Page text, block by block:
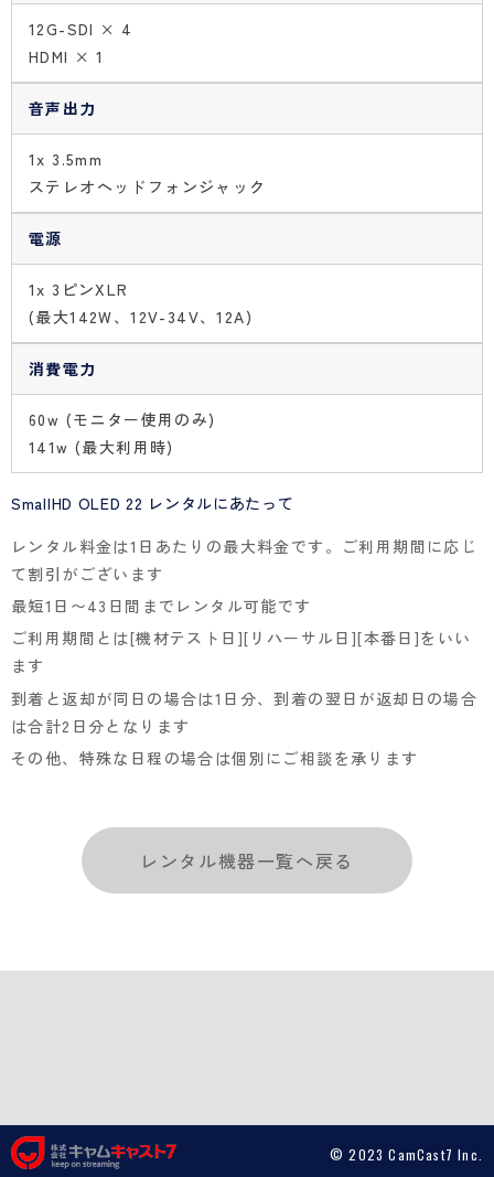
12G-SDI × 4
HDMI × 1
音声出力
1x 3.5mm
ステレオヘッドフォンジャック
電源
1x 3ピンXLR
(最大142W、12V-34V、12A)
消費電力
60w (モニター使用のみ)
141w (最大利用時)
SmallHD OLED 22 レンタルにあたって
レンタル料金は1日あたりの最大料金です。ご利用期間に応じ
て割引がございます
最短1日〜43日間までレンタル可能です
ご利用期間とは[機材テスト日][リハーサル日][本番日]をいい
ます
到着と返却が同日の場合は1日分、到着の翌日が返却日の場合
は合計2日分となります
その他、特殊な日程の場合は個別にご相談を承ります
レンタル機器一覧へ戻る
© 2023 CamCast7 Inc.